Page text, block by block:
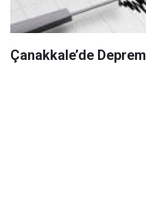
Çanakkale’de Deprem